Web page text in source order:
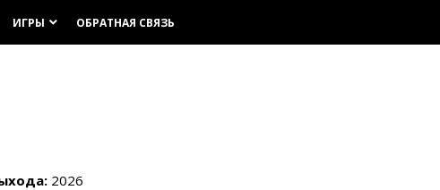
ИГРЫ keyboard_arrow_down ОБРАТНАЯ СВЯЗЬ
2026